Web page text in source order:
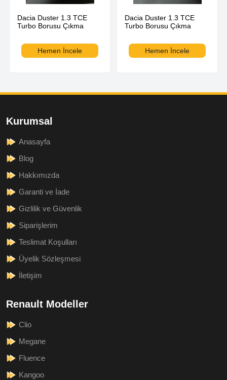
Dacia Duster 1.3 TCE
Turbo Borusu Çıkma
Hemen İncele
Dacia Duster 1.3 TCE
Turbo Borusu Çıkma
Hemen İncele
Kurumsal
Anasayfa
Blog
Hakkımızda
Garanti ve İade
Gizlilik ve Güvenlik
Siparişlerim
Teslimat Koşulları
Üyelik Sözleşmesi
İletişim
Renault Modeller
Clio
Megane
Fluence
Kangoo